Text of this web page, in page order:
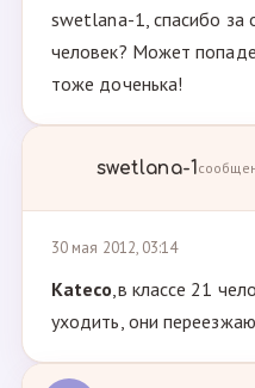
swetlana-1, спасибо за
человек? Может
тоже доченька!
swetlana-1
30 мая 2012, 03:14
Kateco,в классе 21
уходить, они